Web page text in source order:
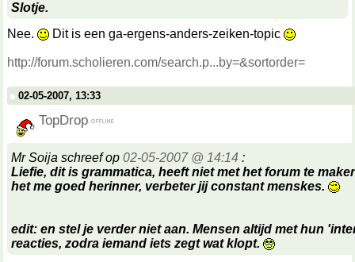
Slotje.
Nee.
Dit is een ga-ergens-anders-zeiken-topic
http://forum.scholieren.com/search.p...by=&sortorder=
02-05-2007, 13:33
TopDrop
Mr Soija schreef op 02-05-2007 @ 14:14 :
Liefie, dit is grammatica, heeft niet met het forum te
het me goed herinner, verbeter jij constant menskes.
edit: en stel je verder niet aan. Mensen altijd met hun
reacties, zodra iemand iets zegt wat klopt.